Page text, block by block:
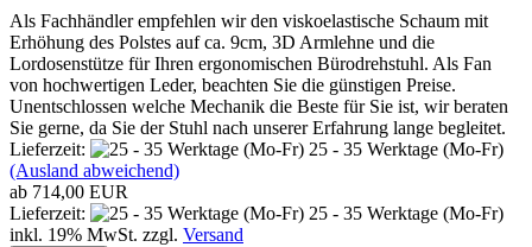
Als Fachhändler empfehlen wir den viskoelastische Schaum mit
Erhöhung des Polstes auf ca. 9cm, 3D Armlehne und die
Lordosenstütze für Ihren ergonomischen Bürodrehstuhl. Als Fan
von hochwertigen Leder, beachten Sie die günstigen Preise.
Unentschlossen welche Mechanik die Beste für Sie ist, wir beraten
Sie gerne, da Sie der Stuhl nach unserer Erfahrung lange begleitet.
Lieferzeit:
25 - 35 Werktage (Mo-Fr)
(Ausland abweichend)
ab 714,00 EUR
Lieferzeit:
25 - 35 Werktage (Mo-Fr)
inkl. 19% MwSt. zzgl. Versand